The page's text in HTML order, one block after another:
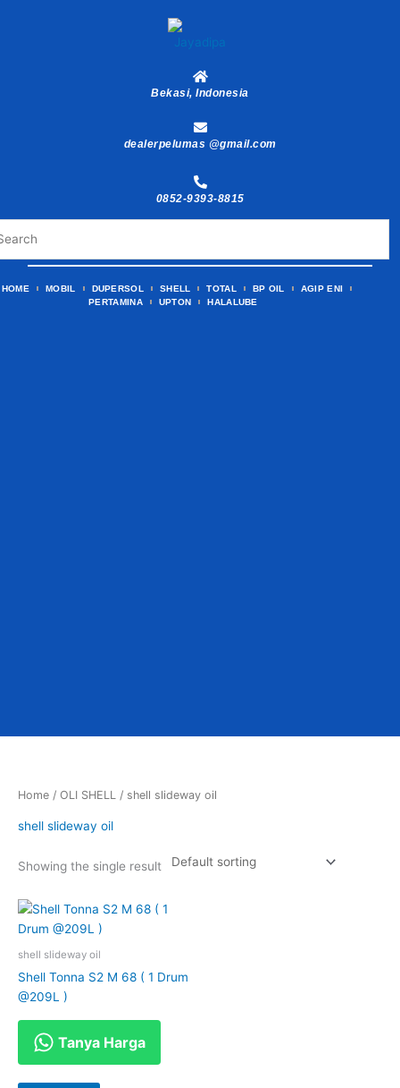
Bekasi, Indonesia
dealerpelumas @gmail.com
0852-9393-8815
HOME MOBIL DUPERSOL SHELL TOTAL BP OIL
AGIP ENI
PERTAMINA
UPTON HALALUBE
Home / OLI SHELL / shell slideway oil
shell slideway oil
Showing the single result
shell slideway oil
Shell Tonna S2 M 68 ( 1 Drum
@209L )
Tanya Harga